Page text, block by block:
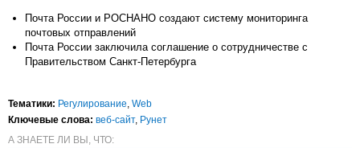
Почта России и РОСНАНО создают систему мониторинга
почтовых отправлений
Почта России заключила соглашение о сотрудничестве с
Правительством Санкт-Петербурга
Тематики: Регулирование Web
Ключевые слова: веб-сайт, Рунет
А ЗНАЕТЕ ЛИ ВЫ, ЧТО: